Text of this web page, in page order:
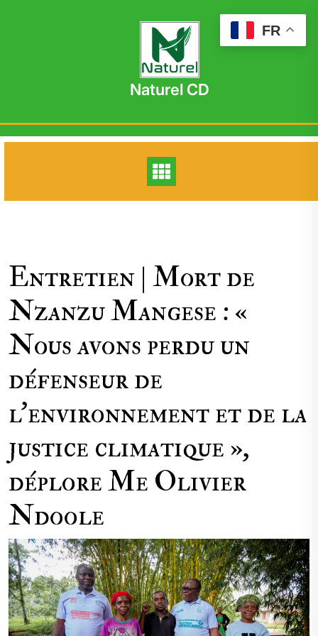
Naturel CD
Entretien | Mort de
Nzanzu Mangese : «
Nous avons perdu un
défenseur de
l’environnement et de la
justice climatique »,
déplore Me Olivier
Ndoole
FR